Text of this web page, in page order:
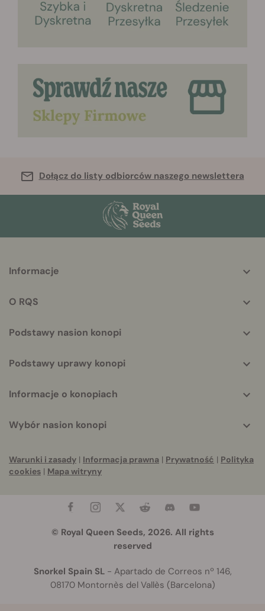
Dołącz do listy odbiorców naszego newslettera
helpful
Informacje
O RQS
Podstawy nasion konopi
Podstawy uprawy konopi
Informacje o konopiach
Wybór nasion konopi
Warunki i zasady | Informacja prawna | Prywatność | Polityka
cookies | Mapa witryny
© Royal Queen Seeds, 2026. All rights
reserved
Snorkel Spain SL- Apartado de Correos nº 146,
08170 Montornès del Vallès (Barcelona)